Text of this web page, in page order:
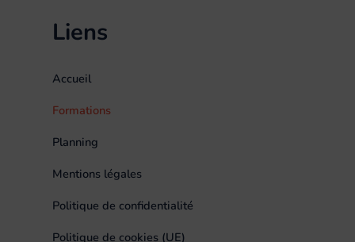
Liens
Accueil
Formations
Planning
Mentions légales
Politique de confidentialité
Politique de cookies (UE)